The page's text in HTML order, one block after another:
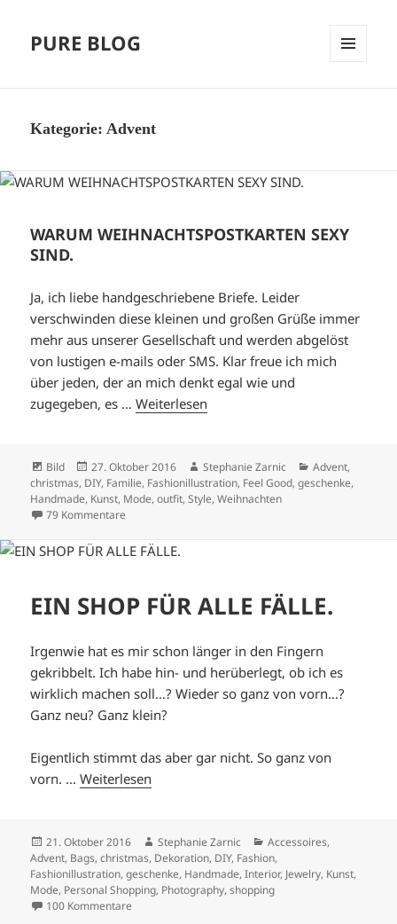
PURE BLOG
Kategorie:Advent
WARUM WEIHNACHTSPOSTKARTEN SEXY
SIND.
Ja, ich liebe handgeschriebene Briefe. Leider
verschwinden diese kleinen und großen Grüße immer
mehr aus unserer Gesellschaft und werden abgelöst
von lustigen e-mails oder SMS. Klar freue ich mich
über jeden, der an mich denkt egal wie und
zugegeben, es …Weiterlesen
Format
Bild
Veröffentlicht
am
27. Oktober 2016 Autor
Stephanie Zarnic Kategorien
Advent,
christmas, DIY, Familie, Fashionillustration, Feel Good,geschenke,
Handmade, Kunst, Mode,outfit,Style,Weihnachten
79 Kommentare
EIN SHOP FÜR ALLE FÄLLE.
Irgenwie hat es mir schon länger in den Fingern
gekribbelt. Ich habe hin- und herüberlegt, ob ich es
wirklich machen soll…? Wieder so ganz von vorn…?
Ganz neu? Ganz klein?
Eigentlich stimmt das aber gar nicht. So ganz von
vorn. …Weiterlesen
Veröffentlicht
am
21. Oktober 2016 Autor
Stephanie Zarnic Kategorien
Accessoires,
Advent, Bags,christmas, Dekoration, DIY, Fashion,
Fashionillustration,geschenke, Handmade,Interior, Jewelry, Kunst,
Mode, Personal Shopping, Photography,shopping
100 Kommentare